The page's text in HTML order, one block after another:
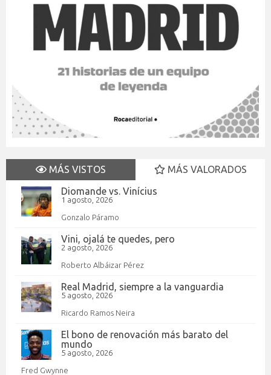
MÁS VISTOS
MÁS VALORADOS
Diomande vs. Vinícius
1 agosto, 2026
Gonzalo Páramo
Vini, ojalá te quedes, pero
2 agosto, 2026
Roberto Albáizar Pérez
Real Madrid, siempre a la vanguardia
5 agosto, 2026
Ricardo Ramos Neira
El bono de renovación más barato del
mundo
5 agosto, 2026
Fred Gwynne